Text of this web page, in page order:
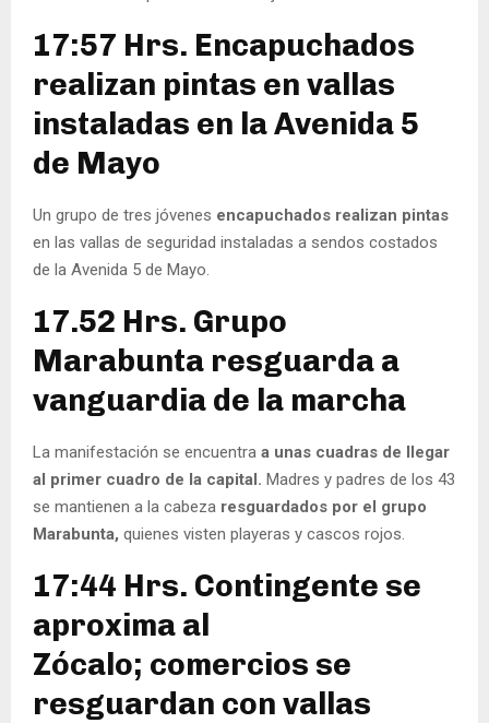
17:57 Hrs. Encapuchados
realizan pintas en vallas
instaladas en la Avenida 5
de Mayo
Un grupo de tres jóvenes encapuchados realizan pintas
en las vallas de seguridad instaladas a sendos costados
de la Avenida 5 de Mayo.
17.52 Hrs. Grupo
Marabunta resguarda a
vanguardia de la marcha
La manifestación se encuentra a unas cuadras de llegar
al primer cuadro de la capital. Madres y padres de los 43
se mantienen a la cabeza resguardados por el grupo
Marabunta, quienes visten playeras y cascos rojos.
17:44 Hrs. Contingente se
aproxima al
Zócalo; comercios se
resguardan con vallas